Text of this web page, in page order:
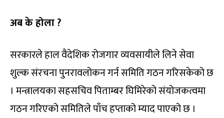
अब के होला ?
सरकारले हाल वैदेशिक रोजगार व्यवसायीले लिने सेवा
शुल्क संरचना पुनरावलोकन गर्न समिति गठन गरिसकेको छ
। मन्त्रालयका सहसचिव पिताम्बर घिमिरेको संयोजकत्वमा
गठन गरिएको समितिले पाँच हप्ताको म्याद पाएको छ ।